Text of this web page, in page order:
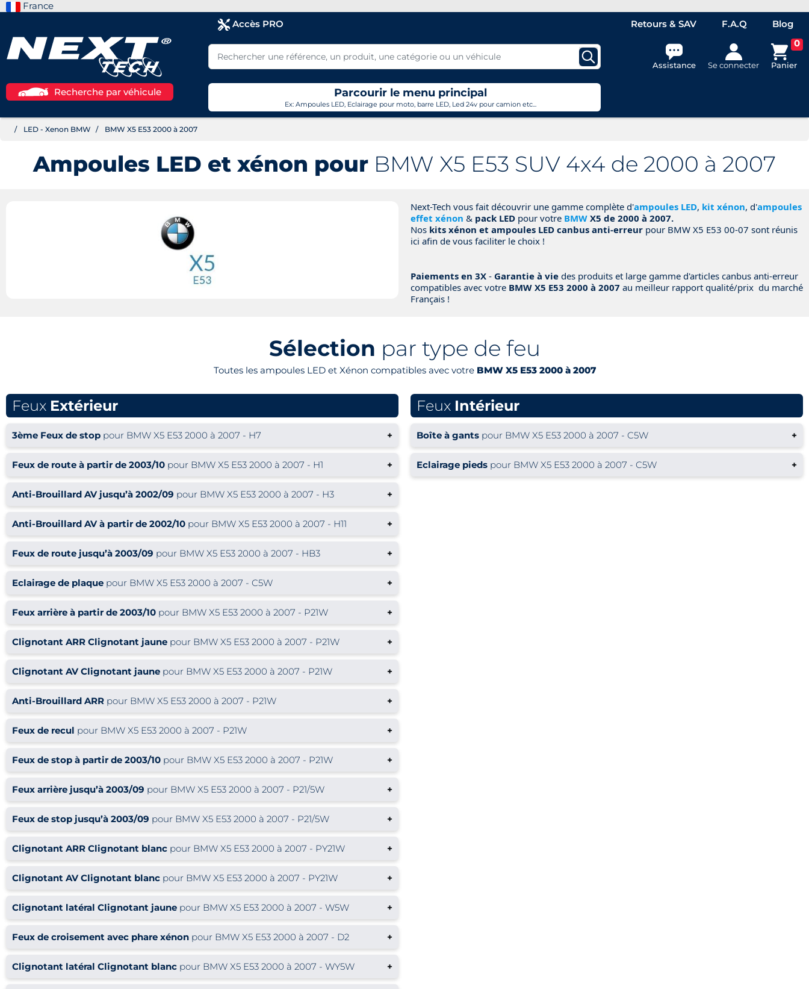
France
Accès PRO
Retours & SAV F.A.Q Blog
Assistance Se connecter
0
Panier
Recherche par véhicule Parcourir le menu principal
Ex: Ampoules LED, Eclairage pour moto, barre LED, Led 24v pour camion etc...
LED - Xenon BMW BMW X5 E53 2000 à 2007
Ampoules LED et xénon pour BMW X5 E53 SUV 4x4 de 2000 à 2007
Next-Tech vous fait découvrir une gamme complète d'ampoules LED, kit xénon, d'ampoules
effet xénon & pack LED pour votre BMW X5 de 2000 à 2007.
Nos kits xénon et ampoules LED canbus anti-erreur pour BMW X5 E53 00-07 sont réunis
ici afin de vous faciliter le choix !
Paiements en 3X - Garantie à vie des produits et large gamme d'articles canbus anti-erreur
compatibles avec votre BMW X5 E53 2000 à 2007 au meilleur rapport qualité/prix du marché
Français !
Sélection par type de feu
Toutes les ampoules LED et Xénon compatibles avec votre BMW X5 E53 2000 à 2007
Feux Extérieur
3ème Feux de stop pour BMW X5 E53 2000 à 2007 - H7 +
Feux de route à partir de 2003/10 pour BMW X5 E53 2000 à 2007 - H1 +
Anti-Brouillard AV jusqu’à 2002/09 pour BMW X5 E53 2000 à 2007 - H3 +
Anti-Brouillard AV à partir de 2002/10 pour BMW X5 E53 2000 à 2007 - H11 +
Feux de route jusqu’à 2003/09 pour BMW X5 E53 2000 à 2007 - HB3 +
Eclairage de plaque pour BMW X5 E53 2000 à 2007 - C5W +
Feux arrière à partir de 2003/10 pour BMW X5 E53 2000 à 2007 - P21W +
Clignotant ARR Clignotant jaune pour BMW X5 E53 2000 à 2007 - P21W +
Clignotant AV Clignotant jaune pour BMW X5 E53 2000 à 2007 - P21W +
Anti-Brouillard ARR pour BMW X5 E53 2000 à 2007 - P21W +
Feux de recul pour BMW X5 E53 2000 à 2007 - P21W +
Feux de stop à partir de 2003/10 pour BMW X5 E53 2000 à 2007 - P21W +
Feux arrière jusqu’à 2003/09 pour BMW X5 E53 2000 à 2007 - P21/5W +
Feux de stop jusqu’à 2003/09 pour BMW X5 E53 2000 à 2007 - P21/5W +
Clignotant ARR Clignotant blanc pour BMW X5 E53 2000 à 2007 - PY21W +
Clignotant AV Clignotant blanc pour BMW X5 E53 2000 à 2007 - PY21W +
Clignotant latéral Clignotant jaune pour BMW X5 E53 2000 à 2007 - W5W +
Feux de croisement avec phare xénon pour BMW X5 E53 2000 à 2007 - D2 +
Clignotant latéral Clignotant blanc pour BMW X5 E53 2000 à 2007 - WY5W +
Feux Intérieur
Boîte à gants pour BMW X5 E53 2000 à 2007 - C5W +
Eclairage pieds pour BMW X5 E53 2000 à 2007 - C5W +